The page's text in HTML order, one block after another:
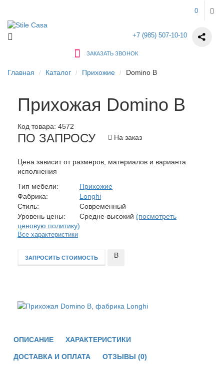
0
+7 (985) 507-10-10
ЗАКАЗАТЬ ЗВОНОК
Главная Каталог Прихожие Domino B
Прихожая Domino B
Код товара: 4572
ПО ЗАПРОСУ На заказ
Цена зависит от размеров, материалов и варианта
исполнения
Тип мебели:
Прихожие
Фабрика:
Longhi
Стиль:
Современный
Уровень цены:
Средне-высокий (посмотреть
ценовую политику)
Все характеристики
ЗАПРОСИТЬ СТОИМОСТЬ
В
ОПИСАНИЕ ХАРАКТЕРИСТИКИ
ДОСТАВКА И ОПЛАТА ОТЗЫВЫ (0)